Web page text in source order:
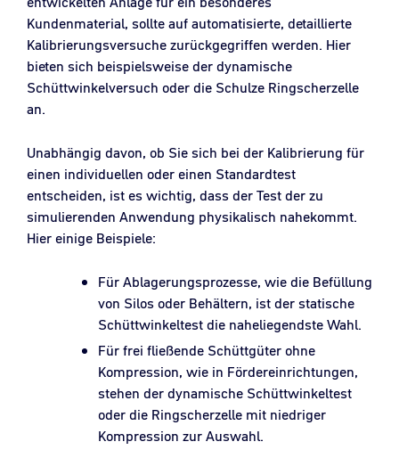
Kundenmaterial, sollte auf automatisierte, detaillierte
Kalibrierungsversuche zurückgegriffen werden. Hier
bieten sich beispielsweise der dynamische
Schüttwinkelversuch oder die Schulze Ringscherzelle
an.
Unabhängig davon, ob Sie sich bei der Kalibrierung für
einen individuellen oder einen Standardtest
entscheiden, ist es wichtig, dass der Test der zu
simulierenden Anwendung physikalisch nahekommt.
Hier einige Beispiele:
Für Ablagerungsprozesse, wie die Befüllung
von Silos oder Behältern, ist der statische
Schüttwinkeltest die naheliegendste Wahl.
Für frei fließende Schüttgüter ohne
Kompression, wie in Fördereinrichtungen,
stehen der dynamische Schüttwinkeltest
oder die Ringscherzelle mit niedriger
Kompression zur Auswahl.